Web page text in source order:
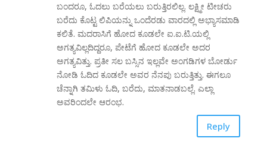
ಬಂದರೂ, ಓದಲು ಬರೆಯಲು ಬರುತ್ತಿರಲಿಲ್ಲ. ಲಕ್ಷ್ಮೀ ಟೀಚರು
ಬರೆದು ಕೊಟ್ಟ ಲಿಪಿಯನ್ನು ಒಂದೆರಡು ವಾರದಲ್ಲಿ ಅಭ್ಯಾಸಮಾಡಿ
ಕಲಿತೆ. ಮದರಾಸಿಗೆ ಹೋದ ಕೂಡಲೇ ಐ.ಐ.ಟಿ.ಯಲ್ಲಿ
ಅಗತ್ಯವಿಲ್ಲದಿದ್ದರೂ, ಪೇಟೆಗೆ ಹೋದ ಕೂಡಲೇ ಅದರ
ಅಗತ್ಯವಿತ್ತು. ಪ್ರತೀ ಸಲ ಬಸ್ಸಿನ ಇಲ್ಲವೇ ಅಂಗಡಿಗಳ ಬೋರ್ಡು
ನೋಡಿ ಓದಿದ ಕೂಡಲೇ ಅವರ ನೆನಪು ಬರುತ್ತಿತ್ತು. ಈಗಲೂ
ಚೆನ್ನಾಗಿ ತಮಿಳು ಓದಿ, ಬರೆದು, ಮಾತನಾಡಬಲ್ಲೆ. ಎಲ್ಲಾ
ಅವರಿಂದಲೇ ಆರಂಭ.
Reply